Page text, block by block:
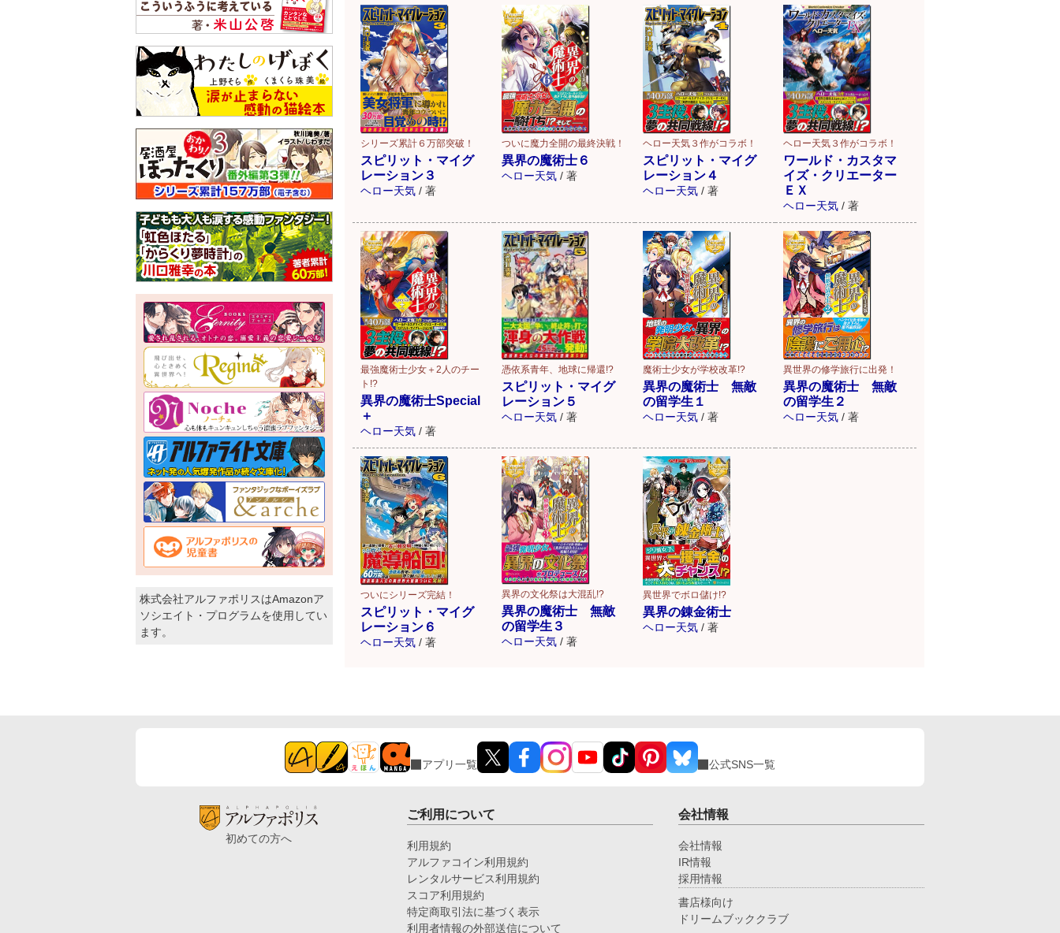
シリーズ累計６万部突破！
スピリット・マイグ
レーション３
ヘロー天気 / 著
ついに魔力全開の最終決戦！
異界の魔術士６
ヘロー天気 / 著
ヘロー天気３作がコラボ！
スピリット・マイグ
レーション４
ヘロー天気 / 著
ヘロー天気３作がコラボ！
ワールド・カスタマ
イズ・クリエーター
ＥＸ
ヘロー天気 / 著
最強魔術士少女＋2人のチー
ト!?
異界の魔術士Special
＋
ヘロー天気 / 著
憑依系青年、地球に帰還!?
スピリット・マイグ
レーション５
ヘロー天気 / 著
魔術士少女が学校改革!?
異界の魔術士 無敵
の留学生１
ヘロー天気 / 著
異世界の修学旅行に出発！
異界の魔術士 無敵
の留学生２
ヘロー天気 / 著
ついにシリーズ完結！
スピリット・マイグ
レーション６
ヘロー天気 / 著
異界の文化祭は大混乱!?
異界の魔術士 無敵
の留学生３
ヘロー天気 / 著
異世界でボロ儲け!?
異界の錬金術士
ヘロー天気 / 著
株式会社アルファポリスはAmazonア
ソシエイト・プログラムを使用してい
ます。
アプリ一覧 公式SNS一覧
初めての方へ
ご利用について
利用規約
アルファコイン利用規約
レンタルサービス利用規約
スコア利用規約
特定商取引法に基づく表示
利用者情報の外部送信について
会社情報
会社情報
IR情報
採用情報
書店様向け
ドリームブッククラブ